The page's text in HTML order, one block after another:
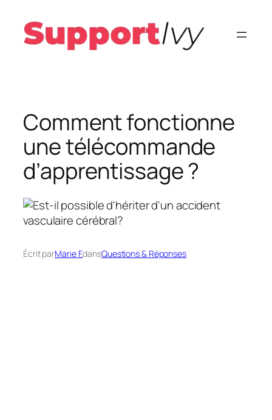
contenu
Comment fonctionne
une télécommande
d’apprentissage ?
Écrit parMarie F.dansQuestions & Réponses